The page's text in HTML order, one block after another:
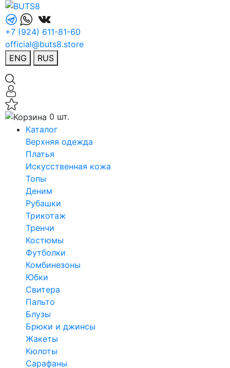
+7 (924) 611-81-60
official@buts8.store
ENG
RUS
0 шт.
Каталог
Верхняя одежда
Платья
Искусственная кожа
Топы
Деним
Рубашки
Трикотаж
Тренчи
Костюмы
Футболки
Комбинезоны
Юбки
Свитера
Пальто
Блузы
Брюки и джинсы
Жакеты
Кюлоты
Сарафаны